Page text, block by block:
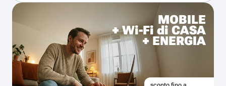
MOBILE
+ Wi-Fi di CASA
+ ENERGIA